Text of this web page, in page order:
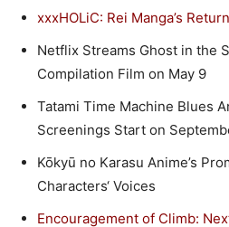
xxxHOLiC: Rei Manga’s
Netflix Streams Ghost in the
Compilation Film on May 9
Tatami Time Machine Blues
Screenings Start on
Kōkyū no Karasu Anime’s
Characters‘ Voices
Encouragement of Climb: